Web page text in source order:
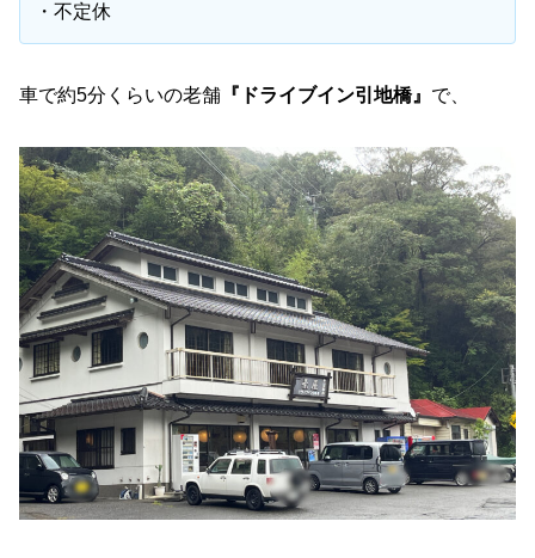
・不定休
車で約5分くらいの老舗 『ドライブイン引地橋』 で、